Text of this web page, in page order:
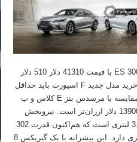
لکسس می‌گوید مدل سطح میانی ES 300h با قیمت 41310 دلار 510 دلار
ارزان‌تر از قبل بوده درحالی‌که برای خرید مدل جدید F اسپورت باید حداقل
44035 دلار بپردازید. لکسس ES در مقایسه با مرسدس بنز E کلاس و ب
ام و سری 5 پایه به ترتیب 13450 و 13900 دلار ارزان‌تر است. نیروبخش
لکسس ES 350 پیشرانه 6 سیلندر 3.5 لیتری است که هم‌اکنون قدرت 302
اسب بخاری و گشتاور 362 نیوتون متری دارد. این پیشرانه با یک گیربکس 8